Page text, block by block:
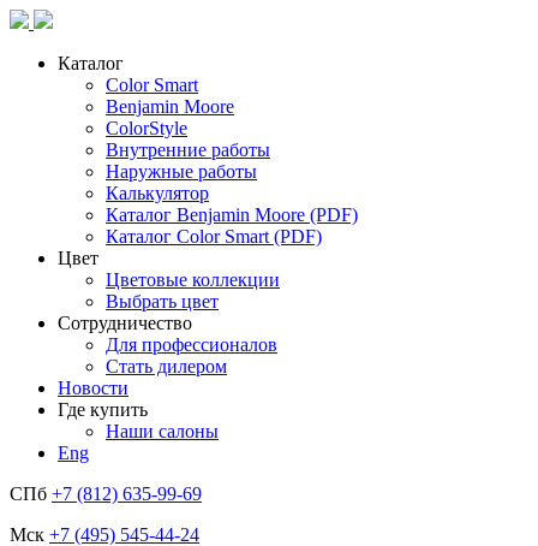
Каталог
Color Smart
Benjamin Moore
ColorStyle
Внутренние работы
Наружные работы
Калькулятор
Каталог Benjamin Moore (PDF)
Каталог Color Smart (PDF)
Цвет
Цветовые коллекции
Выбрать цвет
Сотрудничество
Для профессионалов
Стать дилером
Новости
Где купить
Наши салоны
Eng
СПб +7 (812) 635-99-69
Мск +7 (495) 545-44-24